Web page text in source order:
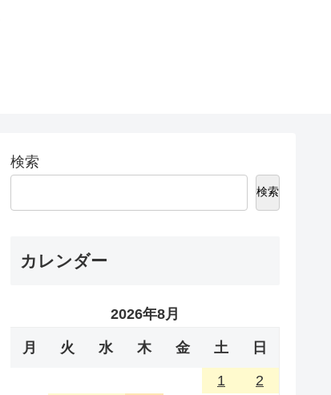
検索
検索
カレンダー
2026年8月
月 火 水 木 金 土 日
1
2